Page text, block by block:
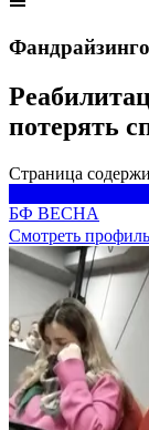
потерять
Страница
БФ ВЕСНА
Смотреть профиль